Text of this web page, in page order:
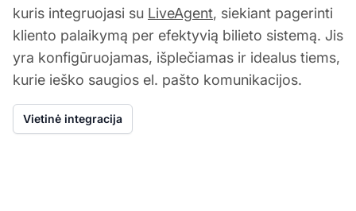
kuris integruojasi su LiveAgent, siekiant pagerinti
kliento palaikymą per efektyvią bilieto sistemą. Jis
yra konfigūruojamas, išplečiamas ir idealus tiems,
kurie ieško saugios el. pašto komunikacijos.
Vietinė integracija